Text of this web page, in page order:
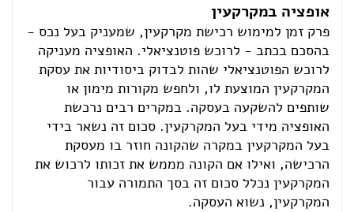
אופציה במקרקעין
פרק זמן למימוש רכישת מקרקעין, שמעניק בעל נכס -
בהסכם בכתב - לרוכש פוטנציאלי. האופציה מעניקה
לרוכש הפוטנציאלי שהות לבדוק ביסודיות את עסקת
המקרקעין המוצעת לו, ולחפש מקורות מימון או
שותפים להשקעה בעסקה. במקרים רבים נרכשת
האופציה מידי בעל המקרקעין. סכום זה נשאר בידי
בעל המקרקעין במקרה שהקונה חוזר בו מעסקת
הרכישה, ואילו אם הקונה מממש את זכותו לרכוש את
המקרקעין נכלל סכום זה בסך התמורה עבור
המקרקעין, נשוא העסקה.